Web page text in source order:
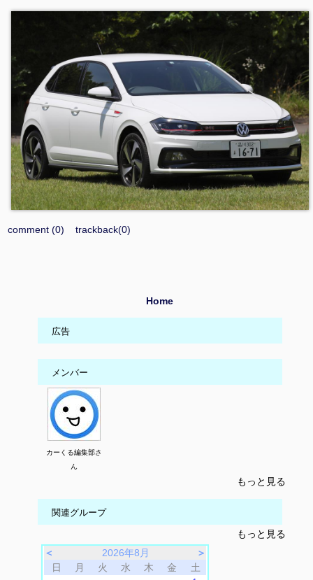
comment (0) trackback(0)
Home
広告
メンバー
カーくる編集部さ
ん
もっと見る
関連グループ
もっと見る
＜
2026年8月
＞
日
月 火 水 木 金 土